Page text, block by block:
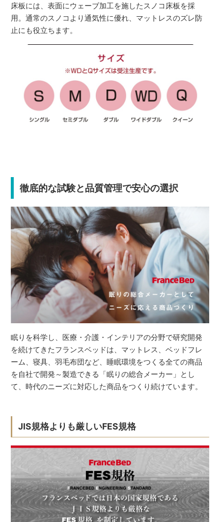
床板には、表面にウェーブ加工を施したスノコ床板を採
用。通常のスノコより通気性に優れ、マットレスのズレ防
止にも役立ちます。
徹底的な試験と品質管理で安心の選択
眠りを科学し、医療・介護・インテリアの分野で研究開発
を続けてきたフランスベッドは、マットレス、ベッドフレ
ーム、寝具、羽毛布団など、睡眠環境をつくる全ての商品
を自社で開発～製造できる「眠りの総合メーカー」とし
て、時代のニーズに対応した商品をつくり続けています。
JIS規格よりも厳しいFES規格